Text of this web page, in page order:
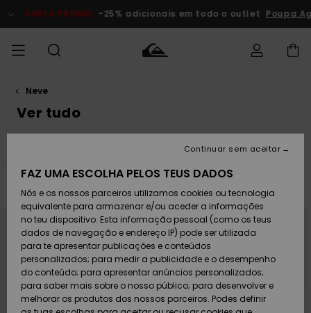
da
produtos
DUPLA PROMO -25% adicionais em todo o outlet Poupa Agora
HOMEM
Calçado e
chinelos
Surfe/água
Snow
MENINO
Calçado e
chinelos
Surfe/água
Neve
MULHER
chegados
Highlights
Snow
SURF
Crianças
Highlights
Community
SNOW
Artigos
Criança
Snow Shop
Feminino
Highlights
DUPLA
PROMO
Criança
Outlet
Mulher
Devoluções
Pagamento
Cartão
presente
Quiksilver
Neve
Ver tudo
Peças de roupa
Avançar
procurar
critérios
filtragem
Avançar
ordenar
NOVO!
FAZ UMA ESCOLHA PELOS TEUS DADOS
Nós e os nossos parceiros utilizamos cookies ou tecnologia
equivalente para armazenar e/ou aceder a informações
no teu dispositivo. Esta informação pessoal (como os teus
dados de navegação e endereço IP) pode ser utilizada
para te apresentar publicações e conteúdos
personalizados; para medir a publicidade e o desempenho
do conteúdo; para apresentar anúncios personalizados;
para saber mais sobre o nosso público; para desenvolver e
melhorar os produtos dos nossos parceiros. Podes definir
Continuar sem aceitar